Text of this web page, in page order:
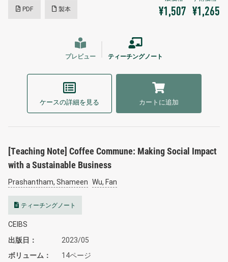
PDF 製本 ¥1,507 ¥1,265
プレビュー ティーチングノート
ケースの詳細を見る カートに追加
[Teaching Note] Coffee Commune: Making Social Impact
with a Sustainable Business
Prashantham, Shameen Wu, Fan
ティーチングノート
CEIBS
出版日
2023/05
ボリューム
14ページ